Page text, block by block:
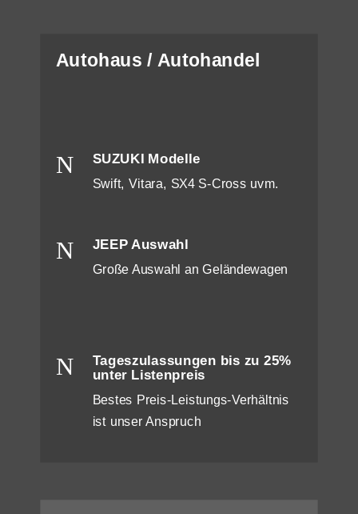
Autohaus / Autohandel
N SUZUKI Modelle
Swift, Vitara, SX4 S-Cross uvm.
N JEEP Auswahl
Große Auswahl an Geländewagen
N
Tageszulassungen bis zu 25%
unter Listenpreis
Bestes Preis-Leistungs-Verhältnis
ist unser Anspruch